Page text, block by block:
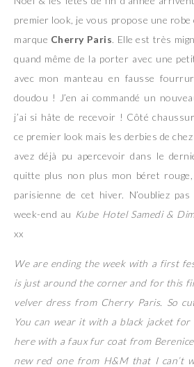
premier look, je vous propose une robe
marque Cherry Paris. Elle est très
quand même de la porter avec une
avec mon manteau en fausse
doudou ! J’en ai commandé un
j’ai si hâte de recevoir ! Côté
ce premier look mais les derbies de chez
avez déjà pu apercevoir dans le
quitte plus non plus mon béret rouge,
parisienne de cet hiver. N’oubliez
week-end au Kube Hotel Samedi &
xx
We are ending the week with a first
is just around the corner and for this
velver dress from Cherry Paris. So
You can wear it with a black jacket for
here with a faux fur coat from
new red one from H&M that I can’t